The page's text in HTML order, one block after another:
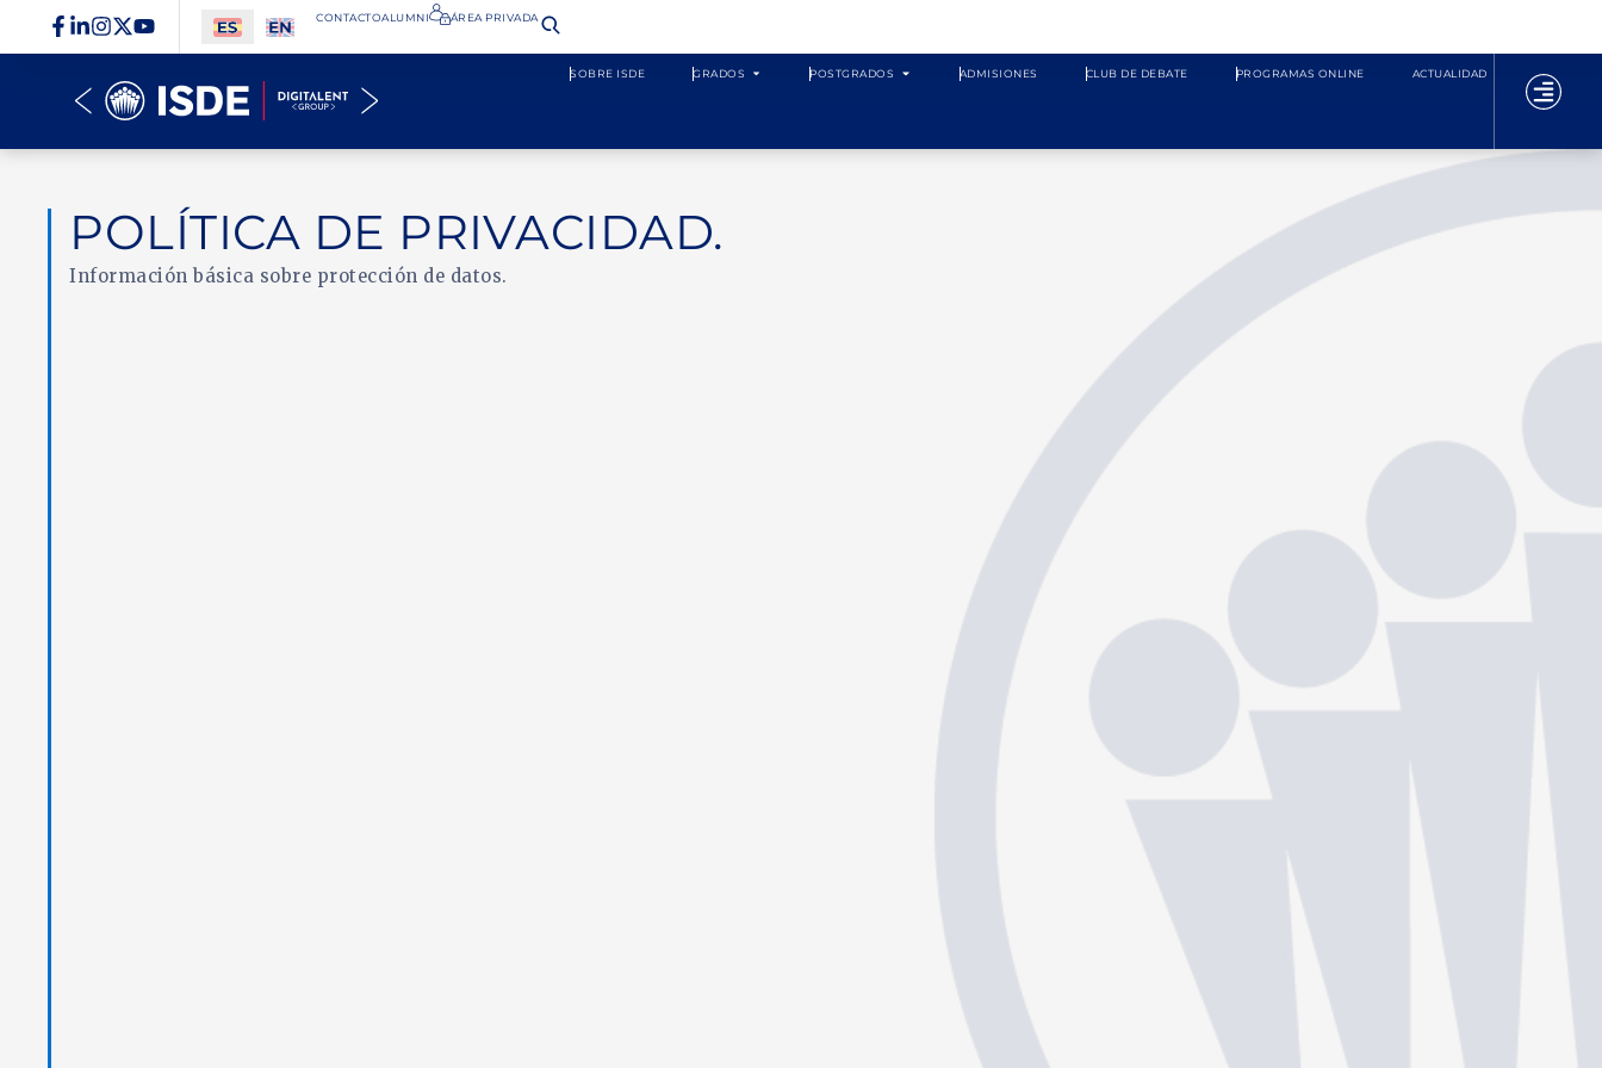
CONTACTOALUMNI ÁREA PRIVADA​
SOBRE ISDE GRADOS POSTGRADOS ADMISIONES CLUB DE DEBATE PROGRAMAS ONLINE ACTUALIDAD
POLÍTICA DE PRIVACIDAD.
Información básica sobre protección de datos.